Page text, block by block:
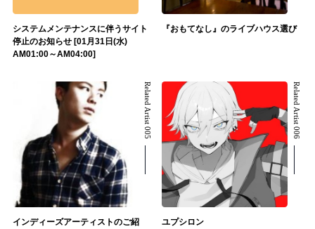
システムメンテナンスに伴うサイト
停止のお知らせ [01月31日(水)
AM01:00～AM04:00]
『おもてなし』のライブハウス選び
Related Artist 005
インディーズアーティストのご紹
Related Artist 006
ユプシロン